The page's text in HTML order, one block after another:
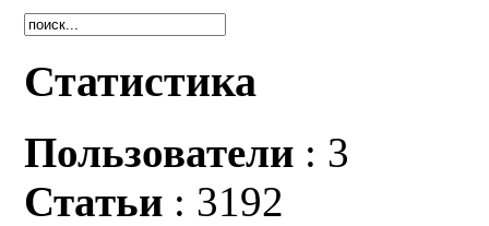
Статистика
Пользователи : 3
Статьи : 3192